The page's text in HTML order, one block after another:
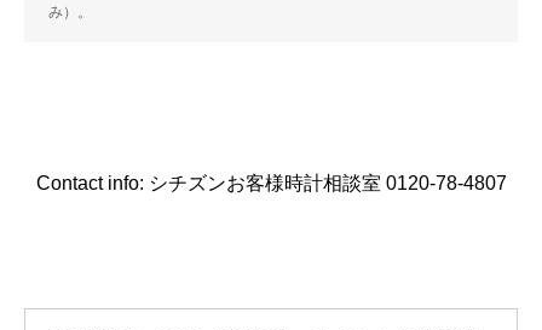
み）。
Contact info: シチズンお客様時計相談室 0120-78-4807